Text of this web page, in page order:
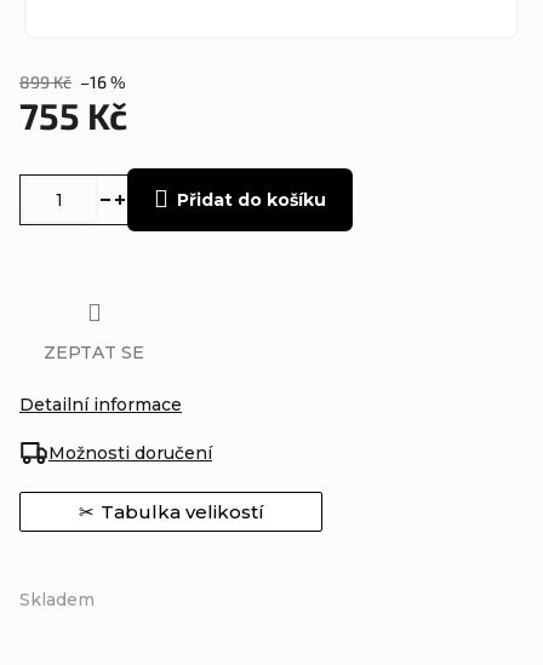
899 Kč –16 %
755 Kč
Skladem
Možnosti doručení
Tabulka velikostí
Přidat do košíku
Detailní informace
ZEPTAT SE